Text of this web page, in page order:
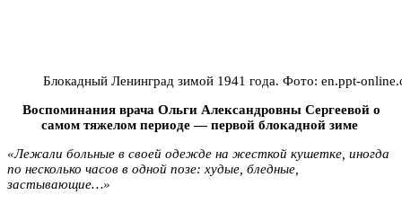
Блокадный Ленинград зимой 1941 года. Фото: en.ppt-
Воспоминания врача Ольги Александровны Сергеевой о
самом тяжелом периоде — первой блокадной зиме
«Лежали больные в своей одежде на жесткой кушетке, иногда
по несколько часов в одной позе: худые, бледные,
застывающие…»